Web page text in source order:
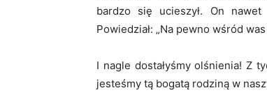
bardzo się ucieszył. On
Powiedział: „Na pewno wśród
I nagle dostałyśmy olśnienia! Z
jesteśmy tą bogatą rodziną w